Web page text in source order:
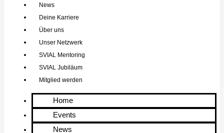
News
Deine Karriere
Über uns
Unser Netzwerk
SVIAL Mentoring
SVIAL Jubiläum
Mitglied werden
Home
Events
News